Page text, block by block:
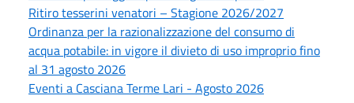
Ritiro tesserini venatori – Stagione 2026/2027
Ordinanza per la razionalizzazione del consumo di
acqua potabile: in vigore il divieto di uso improprio fino
al 31 agosto 2026
Eventi a Casciana Terme Lari - Agosto 2026